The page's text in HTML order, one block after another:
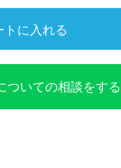
トに入れる
ついての相談をする